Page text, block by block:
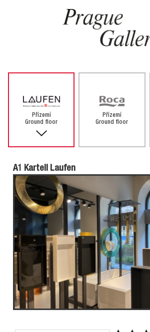
Přízemí
Ground floor
Přízemí
Ground floor
A1 Kartell Laufen